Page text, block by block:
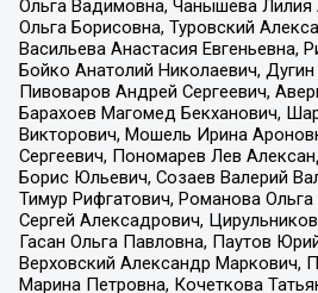
Ольга Вадимовна, Чанышева Лилия
Ольга Борисовна, Туровский
Васильева Анастасия Евгеньевна,
Бойко Анатолий Николаевич, Дугин
Пивоваров Андрей Сергеевич,
Барахоев Магомед Бекханович,
Викторович, Мошель Ирина
Сергеевич, Пономарев Лев
Борис Юльевич, Созаев Валерий
Тимур Рифгатович, Романова
Сергей Алексадрович,
Гасан Ольга Павловна, Паутов
Верховский Александр Маркович,
Марина Петровна, Кочеткова